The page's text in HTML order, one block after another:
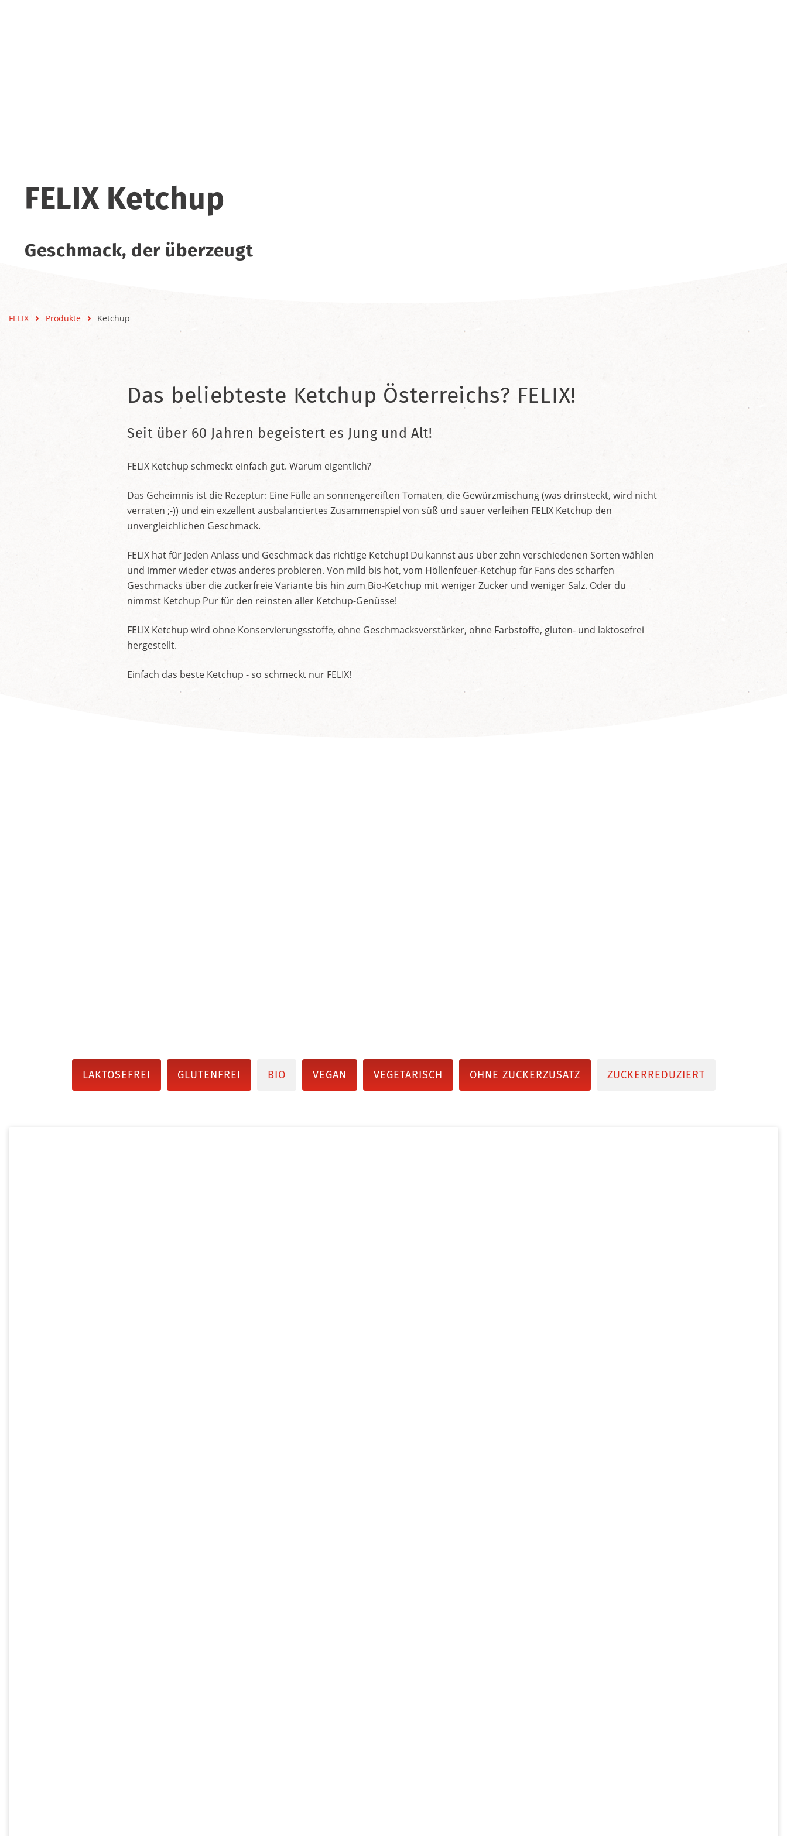
FELIX Ketchup
Geschmack, der überzeugt
FELIX Produkte Ketchup
Das beliebteste Ketchup Österreichs? FELIX!
Seit über 60 Jahren begeistert es Jung und Alt!
FELIX Ketchup schmeckt einfach gut. Warum eigentlich?
Das Geheimnis ist die Rezeptur: Eine Fülle an sonnengereiften Tomaten, die Gewürzmischung (was drinsteckt, wird nicht
verraten ;-)) und ein exzellent ausbalanciertes Zusammenspiel von süß und sauer verleihen FELIX Ketchup den
unvergleichlichen Geschmack.
FELIX hat für jeden Anlass und Geschmack das richtige Ketchup! Du kannst aus über zehn verschiedenen Sorten wählen
und immer wieder etwas anderes probieren. Von mild bis hot, vom Höllenfeuer-Ketchup für Fans des scharfen
Geschmacks über die zuckerfreie Variante bis hin zum Bio-Ketchup mit weniger Zucker und weniger Salz. Oder du
nimmst Ketchup Pur für den reinsten aller Ketchup-Genüsse!
FELIX Ketchup wird ohne Konservierungsstoffe, ohne Geschmacksverstärker, ohne Farbstoffe, gluten- und laktosefrei
hergestellt.
Einfach das beste Ketchup - so schmeckt nur FELIX!
LAKTOSEFREI GLUTENFREI BIO VEGAN VEGETARISCH OHNE ZUCKERZUSATZ ZUCKERREDUZIERT